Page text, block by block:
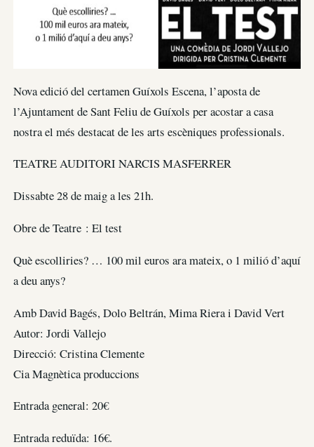
Nova edició del certamen Guíxols Escena, l’aposta de
l’Ajuntament de Sant Feliu de Guíxols per acostar a casa
nostra el més destacat de les arts escèniques professionals.
TEATRE AUDITORI NARCIS MASFERRER
Dissabte 28 de maig a les 21h.
Obre de Teatre : El test
Què escolliries? … 100 mil euros ara mateix, o 1 milió d’aquí
a deu anys?
Amb David Bagés, Dolo Beltrán, Mima Riera i David Vert
Autor: Jordi Vallejo
Direcció: Cristina Clemente
Cia Magnètica produccions
Entrada general: 20€
Entrada reduïda: 16€.